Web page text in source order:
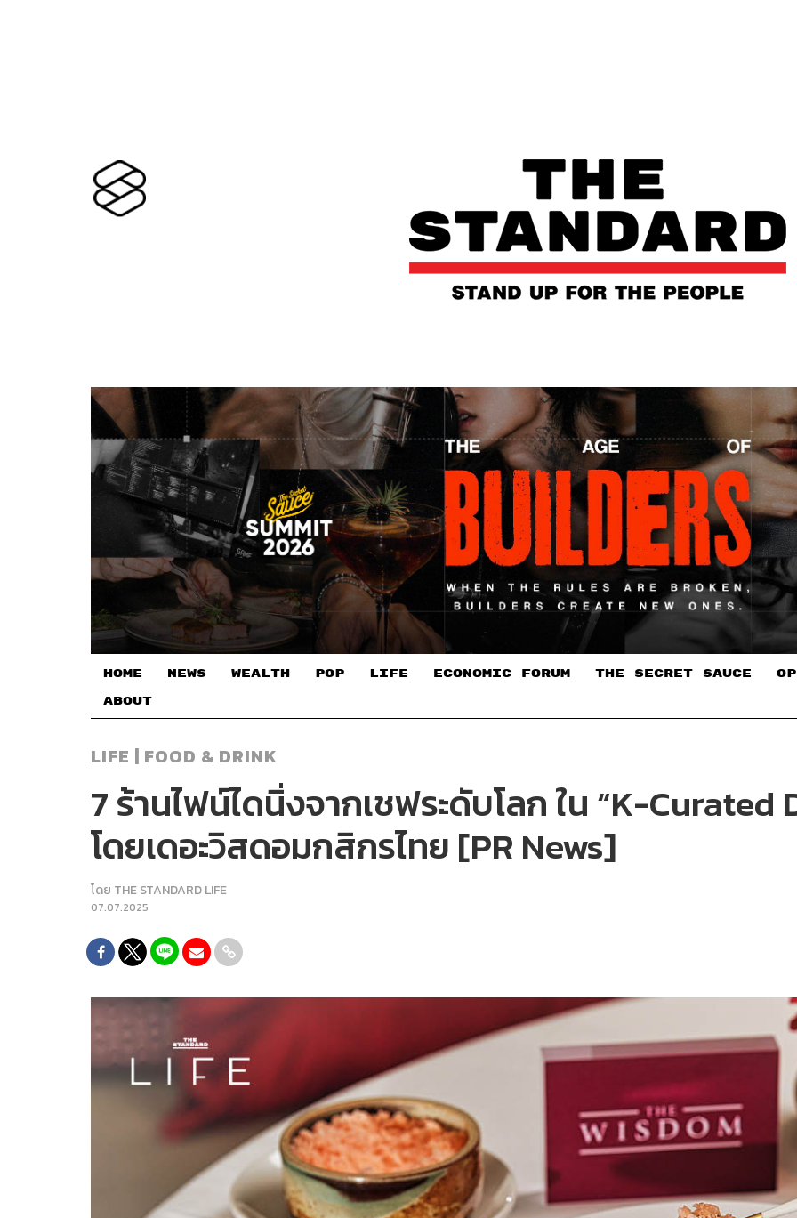
HOME NEWS WEALTH POP LIFE ECONOMIC FORUM THE SECRET SAUCE​
ABOUT
LIFE | FOOD & DRINK
7 ร้านไฟน์ไดนิ่งจากเชฟระดับโลก ใน “K-
โดยเดอะวิสดอมกสิกรไทย [PR News]
โดย THE STANDARD LIFE
07.07.2025